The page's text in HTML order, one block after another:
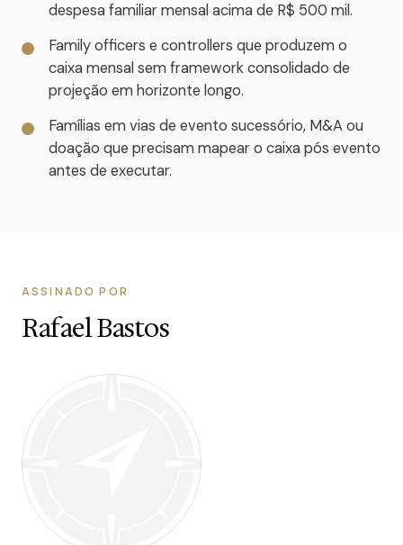
despesa familiar mensal acima de R$ 500 mil.
Family officers e controllers que produzem o
caixa mensal sem framework consolidado de
projeção em horizonte longo.
Famílias em vias de evento sucessório, M&A ou
doação que precisam mapear o caixa pós evento
antes de executar.
ASSINADO POR
Rafael Bastos